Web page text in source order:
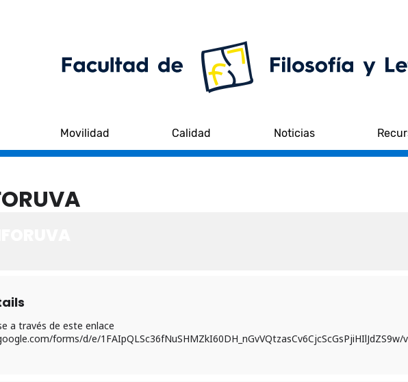
Movilidad Calidad Noticias
a través de este enlace
forms/d/e/1FAIpQLSc36fNuSHMZkI60DH_nGvVQtzasCv6CjcScGsPjiHIlJdZS9w/